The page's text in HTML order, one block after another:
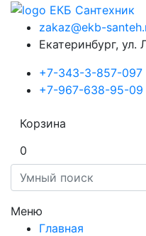
zakaz@ekb-
Екатеринбург, ул.
+7-343-3-857-097
+7-967-638-95-09
Корзина
0
Меню
Главная